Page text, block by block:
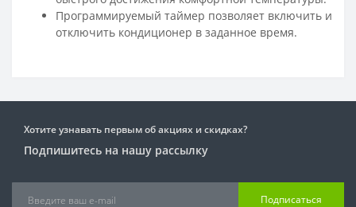
Программируемый таймер позволяет включить и
отключить кондиционер в заданное время.
Хотите узнавать первым об акциях и скидках?
Подпишитесь на нашу рассылку
Подписаться